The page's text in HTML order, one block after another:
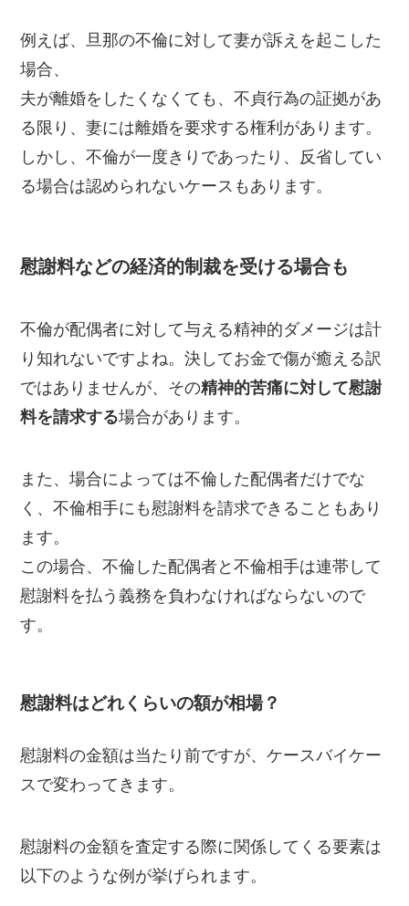
例えば、旦那の不倫に対して妻が訴えを起こした
場合、
夫が離婚をしたくなくても、不貞行為の証拠があ
る限り、妻には離婚を要求する権利があります。
しかし、不倫が一度きりであったり、反省してい
る場合は認められないケースもあります。
慰謝料などの経済的制裁を受ける場合も
不倫が配偶者に対して与える精神的ダメージは計
り知れないですよね。決してお金で傷が癒える訳
ではありませんが、その精神的苦痛に対して慰謝
料を請求する場合があります。
また、場合によっては不倫した配偶者だけでな
く、不倫相手にも慰謝料を請求できることもあり
ます。
この場合、不倫した配偶者と不倫相手は連帯して
慰謝料を払う義務を負わなければならないので
す。
慰謝料はどれくらいの額が相場？
慰謝料の金額は当たり前ですが、ケースバイケー
スで変わってきます。
慰謝料の金額を査定する際に関係してくる要素は
以下のような例が挙げられます。